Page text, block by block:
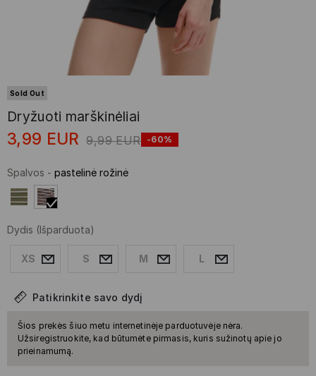
Sold Out
Dryžuoti marškinėliai
3,99 EUR 9,99 EUR -60%
Spalvos - pastelinė rožinė
Dydis (Išparduota)
XS S M L
Patikrinkite savo dydį
Šios prekės šiuo metu internetinėje parduotuvėje nėra.
Užsiregistruokite, kad būtumėte pirmasis, kuris sužinotų apie jo
prieinamumą.